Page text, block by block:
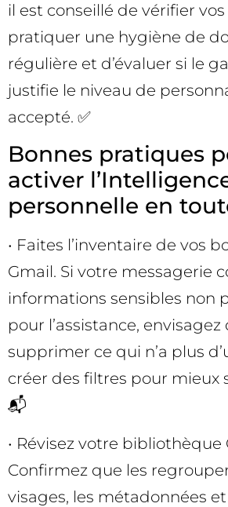
il est conseillé de vérifier
pratiquer une hygiène de
régulière et d’évaluer si le
justifie le niveau de
accepté. ✅
Bonnes pratiques
activer
personnelle en
• Faites l’inventaire de vos
Gmail. Si votre messagerie
informations sensibles non
pour l’assistance, envisagez
supprimer ce qui n’a plus
créer des filtres pour mieux
📬
• Révisez votre bibliothèque
Confirmez que les
visages, les métadonnées